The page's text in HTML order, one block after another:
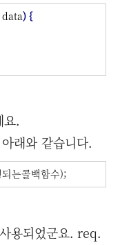
data) {
요.
래와 같습니다.
는콜백함수);
용되었군요. req.